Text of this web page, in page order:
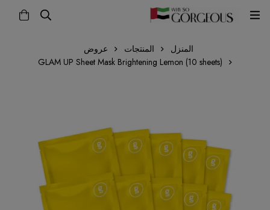
المنزل المنتجات
عروض
GLAM UP Sheet Mask Brightening Lemon (10 sheets)